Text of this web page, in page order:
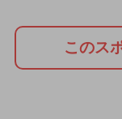
このス